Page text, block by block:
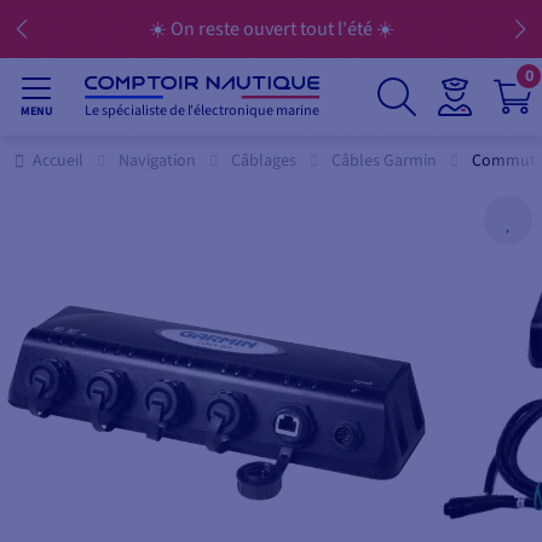
☀️ On reste ouvert tout l'été ☀️
MENU Le spécialiste de l'électronique marine
0
Accueil Navigation Câblages Câbles Garmin